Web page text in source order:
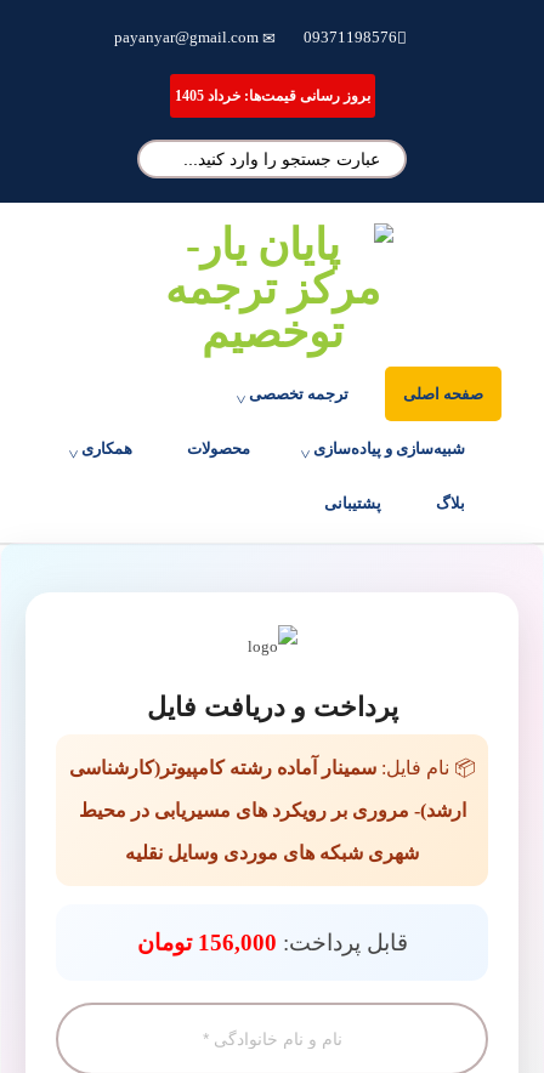
09371198576
payanyar@gmail.com
بروز رسانی قیمت‌ها: خرداد 1405
صفحه اصلی ترجمه تخصصی
شبیه‌سازی و پیاده‌سازی محصولات همکاری
بلاگ پشتیبانی
پرداخت و دریافت فایل
📦 نام فایل:سمینار آماده رشته کامپیوتر(کارشناسی
ارشد)- مروری بر رویکرد های مسیریابی در محیط
شهری شبکه های موردی وسایل نقلیه
قابل پرداخت: 156,000 تومان